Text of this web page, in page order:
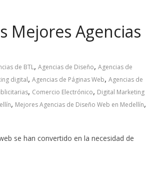
Mejores Agencias
de BTL, Agencias de Diseño, Agencias de
digital, Agencias de Páginas Web, Agencias de
, Comercio Electrónico, Digital Marketing
, Mejores Agencias de Diseño Web en Medellín,
se han convertido en la necesidad de